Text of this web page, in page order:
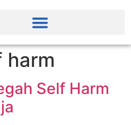
harm
Self Harm